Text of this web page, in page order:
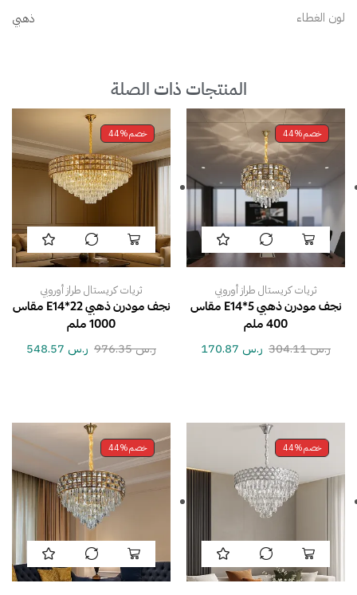
لون الغطاء ذهبي
المنتجات ذات الصلة
خصم44%
ثريات كريستال طراز أوروبي
نجف مودرن ذهبي E14*5 مقاس
400 ملم
ر.س304.11 ر.س
خصم44%
ثريات كريستال طراز أوروبي
نجف مودرن ذهبي E14*22 مقاس
1000 ملم
ر.س976.35 ر.س
خصم44% خصم44%